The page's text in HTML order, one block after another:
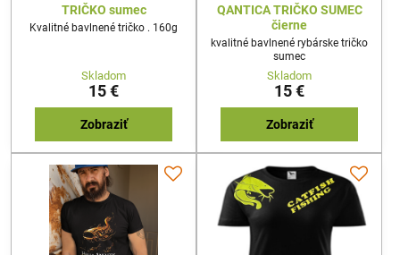
TRIČKO sumec
Kvalitné bavlnené tričko . 160g
Skladom
15 €
Zobraziť
QANTICA TRIČKO SUMEC
čierne
kvalitné bavlnené rybárske tričko
sumec
Skladom
15 €
Zobraziť